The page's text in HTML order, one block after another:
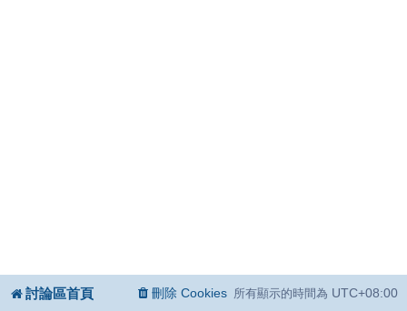
討論區首頁 所有顯示的時間為 UTC+08:00
刪除 Cookies